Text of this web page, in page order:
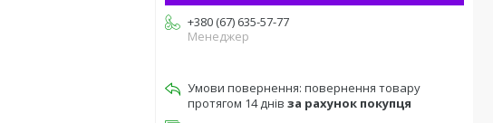
+380 (67) 635-57-77
Менеджер
повернення товару
протягом 14 днів за рахунок покупця